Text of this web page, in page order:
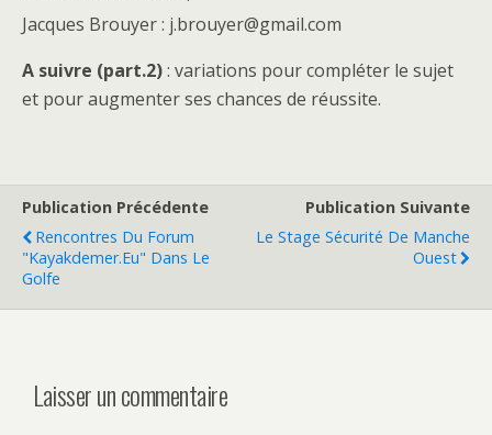
Jacques Brouyer : j.brouyer@gmail.com
A suivre (part.2): variations pour compléter le sujet
et pour augmenter ses chances de réussite.
Publication Précédente
Rencontres Du Forum
"Kayakdemer.eu" Dans Le
Golfe
Publication Suivante
Le Stage Sécurité De Manche
Ouest
Laisser un commentaire